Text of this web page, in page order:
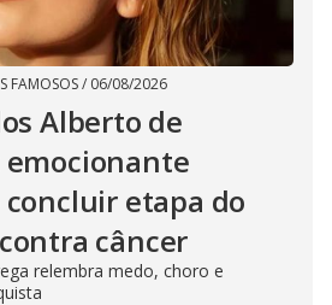
FAMOSOS/ 06/08/2026
Alberto de
emocionante
etapa do
câncer
relembra medo, choro e